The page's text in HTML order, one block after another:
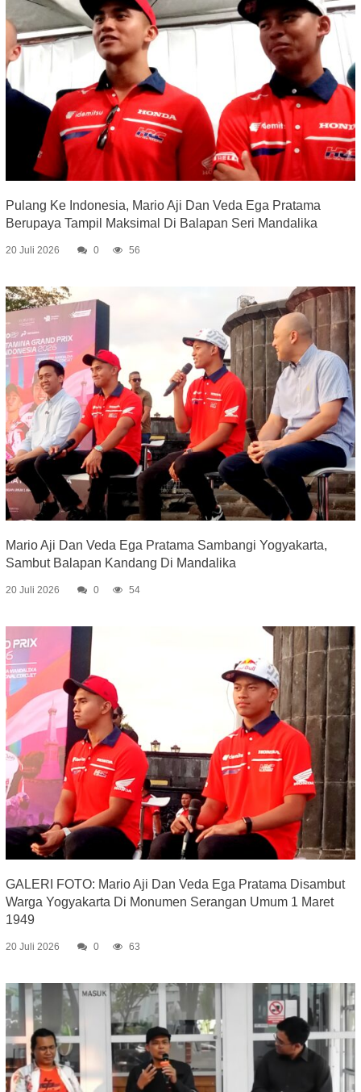
Pulang Ke Indonesia, Mario Aji Dan Veda Ega Pratama
Berupaya Tampil Maksimal Di Balapan Seri Mandalika
20 Juli 2026 0 56
Mario Aji Dan Veda Ega Pratama Sambangi Yogyakarta,
Sambut Balapan Kandang Di Mandalika
20 Juli 2026 0 54
GALERI FOTO: Mario Aji Dan Veda Ega Pratama Disambut
Warga Yogyakarta Di Monumen Serangan Umum 1 Maret
1949
20 Juli 2026 0 63